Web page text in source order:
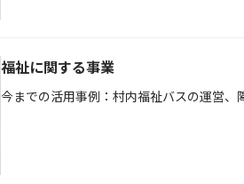
福祉に関する事業
今までの活用事例：村内福祉バスの運営